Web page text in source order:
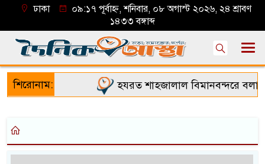
ঢাকা
০৯:১৭ পূর্বাহ্ন, শনিবার, ০৮ অগাস্ট ২০২৬, ২৪ শ্রাবণ
১৪৩৩ বঙ্গাব্দ
শিরোনাম: হযরত শাহজালাল বিমানবন্দরে